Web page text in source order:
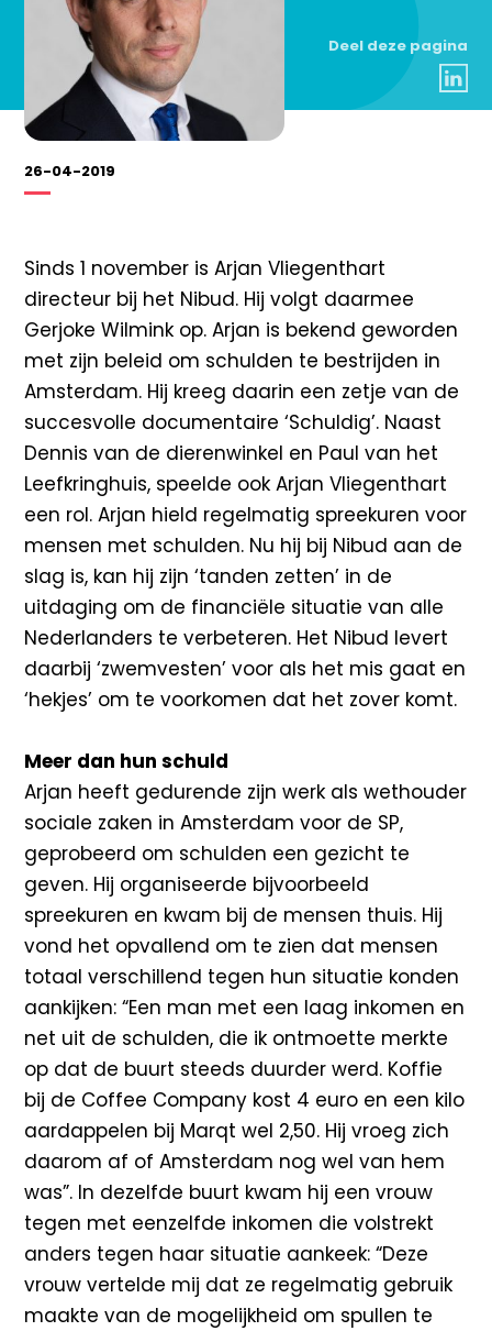
Deel deze pagina
26-04-2019
Sinds 1 november is Arjan Vliegenthart
directeur bij het Nibud. Hij volgt daarmee
Gerjoke Wilmink op. Arjan is bekend geworden
met zijn beleid om schulden te bestrijden in
Amsterdam. Hij kreeg daarin een zetje van de
succesvolle documentaire ‘Schuldig’. Naast
Dennis van de dierenwinkel en Paul van het
Leefkringhuis, speelde ook Arjan Vliegenthart
een rol. Arjan hield regelmatig spreekuren voor
mensen met schulden. Nu hij bij Nibud aan de
slag is, kan hij zijn ‘tanden zetten’ in de
uitdaging om de financiële situatie van alle
Nederlanders te verbeteren. Het Nibud levert
daarbij ‘zwemvesten’ voor als het mis gaat en
‘hekjes’ om te voorkomen dat het zover komt.
Meer dan hun schuld
Arjan heeft gedurende zijn werk als wethouder
sociale zaken in Amsterdam voor de SP,
geprobeerd om schulden een gezicht te
geven. Hij organiseerde bijvoorbeeld
spreekuren en kwam bij de mensen thuis. Hij
vond het opvallend om te zien dat mensen
totaal verschillend tegen hun situatie konden
aankijken: “Een man met een laag inkomen en
net uit de schulden, die ik ontmoette merkte
op dat de buurt steeds duurder werd. Koffie
bij de Coffee Company kost 4 euro en een kilo
aardappelen bij Marqt wel 2,50. Hij vroeg zich
daarom af of Amsterdam nog wel van hem
was”. In dezelfde buurt kwam hij een vrouw
tegen met eenzelfde inkomen die volstrekt
anders tegen haar situatie aankeek: “Deze
vrouw vertelde mij dat ze regelmatig gebruik
maakte van de mogelijkheid om spullen te